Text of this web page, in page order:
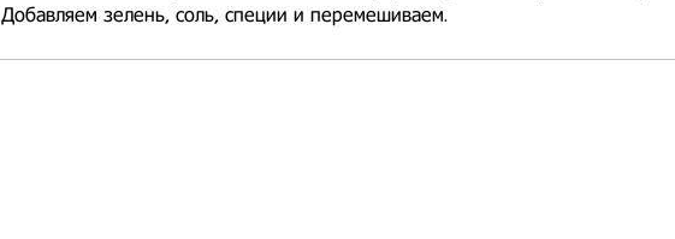
Добавляем зелень, соль, специи и перемешиваем.